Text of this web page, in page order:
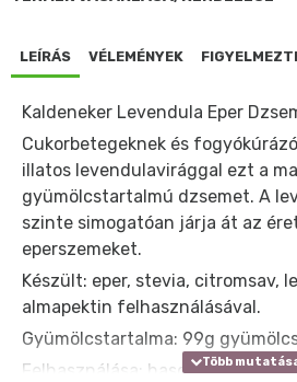
LEÍRÁS VÉLEMÉNYEK
Kaldeneker Levendula Eper
Cukorbetegeknek és
illatos levendulavirággal ezt a
gyümölcstartalmú dzsemet. A
szinte simogatóan járja át az
eperszemeket.
Készült: eper, stevia, citromsav,
almapektin felhasználásával.
Gyümölcstartalma: 99g
Felhasználása: hasonlóan a